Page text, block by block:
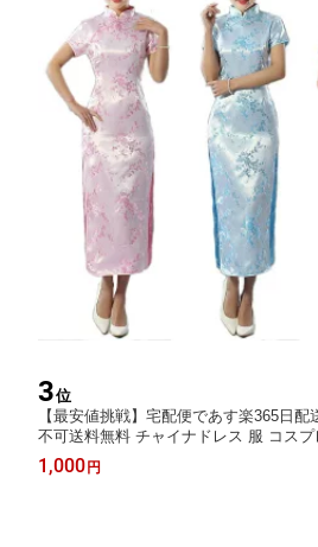
3位
【最安値挑戦】宅配便であす楽365日
不可送料無料 チャイナドレス 服 コス
ロング チャイナドレス 半袖ハロウ
仮装 10色ワンピース
1,000 円